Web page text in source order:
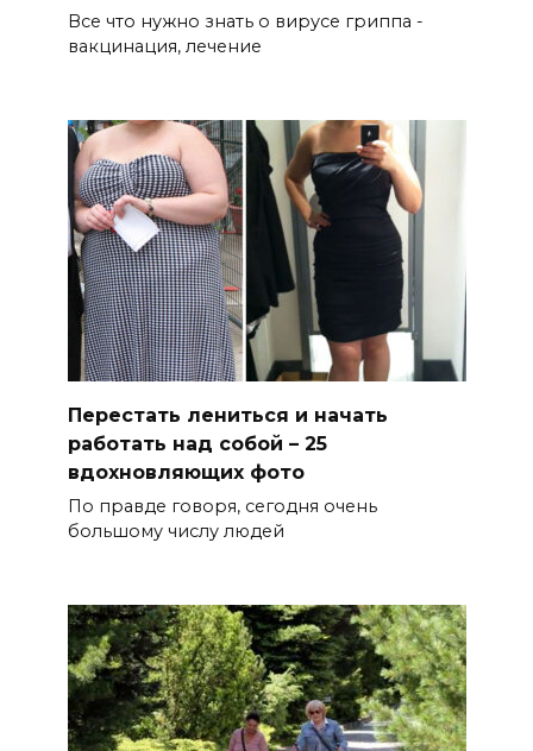
Все что нужно знать о вирусе гриппа -
вакцинация, лечение
Перестать лениться и начать
работать над собой – 25
вдохновляющих фото
По правде говоря, сегодня очень
большому числу людей